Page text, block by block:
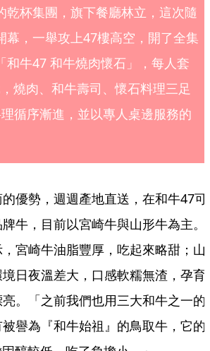
乾杯集團，旗下餐廳林立，這次隨
幕，一舉攻上47樓高空，開了全集
和牛47 和牛燒肉懷石」，每人套
燒肉、和牛壽司、懷石料理三足
循序漸進，並以專人桌邊服務的
優勢，週週產地直送，在和牛47可
牛，目前以宮崎牛與山形牛為主。
宮崎牛油脂豐厚，吃起來略甜；山
日夜溫差大，口感軟糯無渣，孕育
。「之前我們也用三大和牛之一的
譽為『和牛始祖』的鳥取牛，它的